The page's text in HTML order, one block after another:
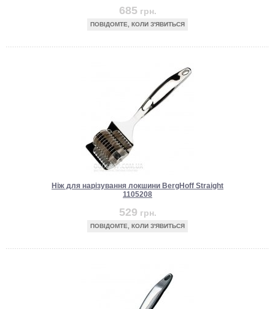
685 грн.
ПОВІДОМТЕ, КОЛИ З'ЯВИТЬСЯ
Ніж для нарізування локшини BergHoff Straight
1105208
529 грн.
ПОВІДОМТЕ, КОЛИ З'ЯВИТЬСЯ